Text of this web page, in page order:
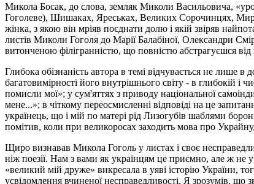
Микола Босак, до слова, земляк Миколи Васильовича,
Гоголеве), Шишаках, Яреськах, Великих Сорочинцях,
жінка, з якою він мріяв поєднати долю і якій звіряв
листів Миколи Гоголя до Марії Балабіної, Олександри
витонченою філігранністю, що повністю абстрагуєшся
Глибока обізнаність автора в темі відчувається не лише
багатовимірності його внутрішнього світу - в глибокій і
помисли мої»; у сум'яттях з приводу національної
мене...»; в чіткому переосмисленні відповіді на це
українець, що і мій по матері рід Лизогубів шаблями
помітив, коли при великоросах заходить мова про
Щиро визнавав Микола Гоголь у листах і своє
ніж поезії. Нам з вами як українцям це приємно, але ж не
«великий мій друже» викресала в уяві історію України,
усвідомлення вчиненої несправедливості. Я зрозумів, що